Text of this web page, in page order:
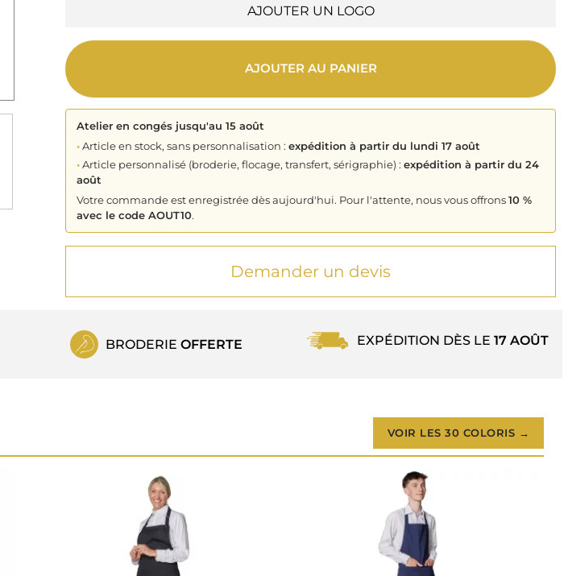
AJOUTER UN LOGO
AJOUTER AU PANIER
Atelier en congés jusqu'au 15 août
•Article en stock, sans personnalisation : expédition à partir du lundi 17 août
•Article personnalisé (broderie, flocage, transfert, sérigraphie) : expédition à partir du 24
août
Votre commande est enregistrée dès aujourd'hui. Pour l'attente, nous vous offrons10 %
avec le code AOUT10.
Demander un devis
BRODERIE OFFERTE EXPÉDITION DÈS LE 17 AOÛT
VOIR LES 30 COLORIS →